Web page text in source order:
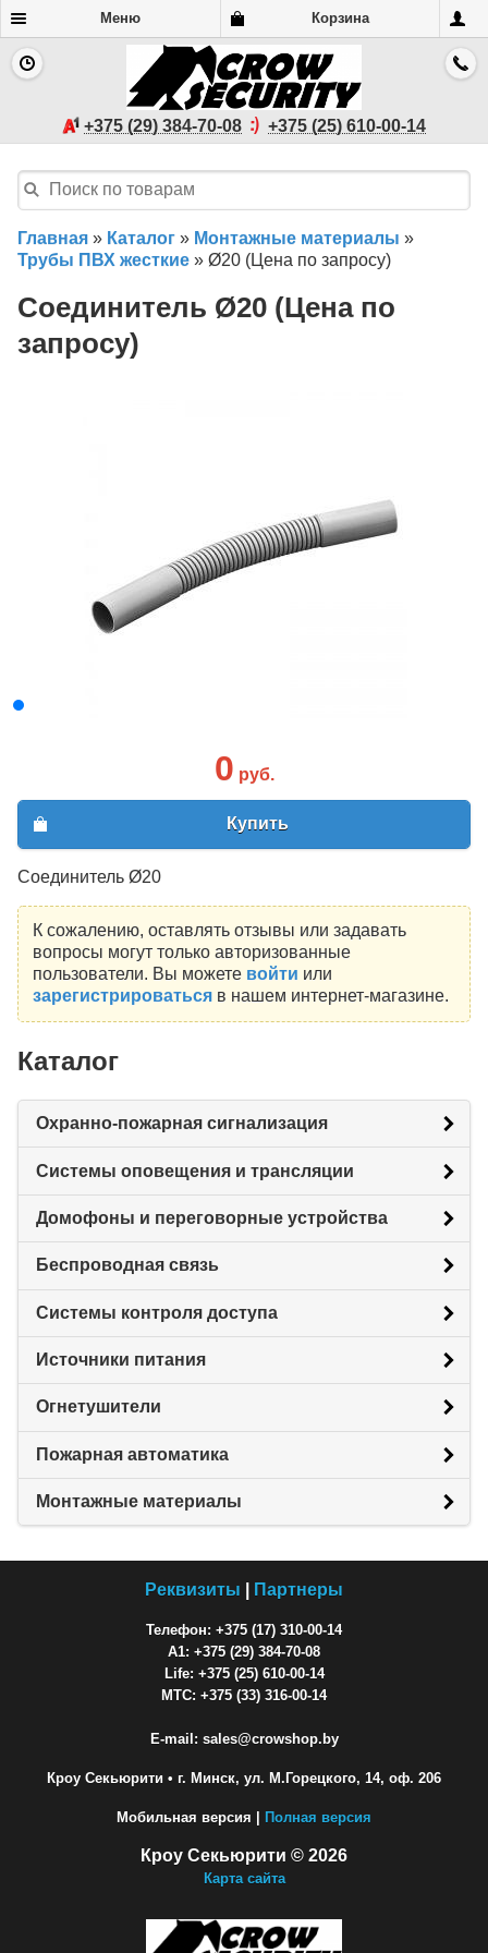
Меню Корзина
+375 (29) 384-70-08 +375 (25) 610-00-14
Главная » Каталог » Монтажные материалы »
Трубы ПВХ жесткие » Ø20 (Цена по запросу)
Соединитель Ø20 (Цена по
запросу)
0 руб.
Купить
Соединитель Ø20
К сожалению, оставлять отзывы или задавать
вопросы могут только авторизованные
пользователи. Вы можете войти или
зарегистрироватьсяв нашем интернет-магазине.
Каталог
Охранно-пожарная сигнализация
Системы оповещения и трансляции
Домофоны и переговорные устройства
Беспроводная связь
Системы контроля доступа
Источники питания
Огнетушители
Пожарная автоматика
Монтажные материалы
Реквизиты Партнеры
Телефон: +375 (17) 310-00-14
A1: +375 (29) 384-70-08
Life: +375 (25) 610-00-14
МТС: +375 (33) 316-00-14
E-mail: sales@crowshop.by
Кроу Секьюрити • г. Минск, ул. М.Горецкого, 14, оф. 206
Мобильная версия | Полная версия
Кроу Секьюрити © 2026
Карта сайта